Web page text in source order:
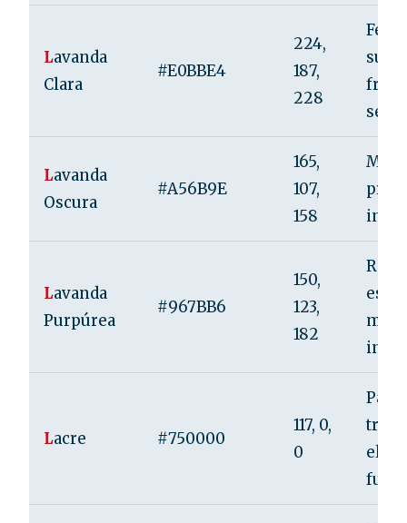
Lavanda
Clara
#E0BBE4
224,
187,
228
Lavanda
Oscura
#A56B9E
165,
107,
158
Lavanda
Purpúrea
#967BB6
150,
123,
182
Lacre #750000
117, 0,
0